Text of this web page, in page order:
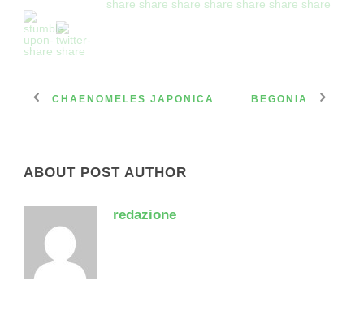
CHAENOMELES JAPONICA BEGONIA
ABOUT POST AUTHOR
redazione